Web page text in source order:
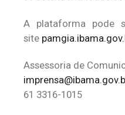
A plataforma pode
site
Assessoria de
61 3316-1015